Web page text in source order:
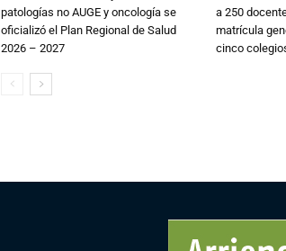
patologías no AUGE y oncología se
oficializó el Plan Regional de Salud
2026 – 2027
a 250
matrícula
cinco